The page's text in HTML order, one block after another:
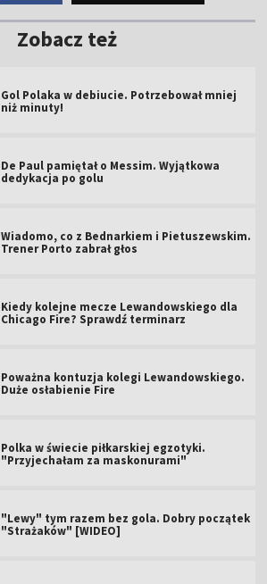
Zobacz też
Gol Polaka w debiucie. Potrzebował mniej
niż minuty!
De Paul pamiętał o Messim. Wyjątkowa
dedykacja po golu
Wiadomo, co z Bednarkiem i Pietuszewskim.
Trener Porto zabrał głos
Kiedy kolejne mecze Lewandowskiego dla
Chicago Fire? Sprawdź terminarz
Poważna kontuzja kolegi Lewandowskiego.
Duże osłabienie Fire
Polka w świecie piłkarskiej egzotyki.
"Przyjechałam za maskonurami"
"Lewy" tym razem bez gola. Dobry początek
"Strażaków" [WIDEO]